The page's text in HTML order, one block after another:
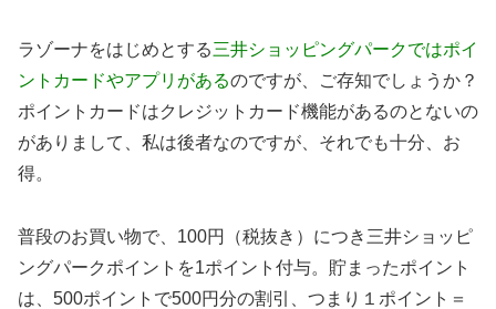
ラゾーナをはじめとする三井ショッピングパークではポイ
ントカードやアプリがあるのですが、ご存知でしょうか？
ポイントカードはクレジットカード機能があるのとないの
がありまして、私は後者なのですが、それでも十分、お
得。
普段のお買い物で、100円（税抜き）につき三井ショッピ
ングパークポイントを1ポイント付与。貯まったポイント
は、500ポイントで500円分の割引、つまり１ポイント＝